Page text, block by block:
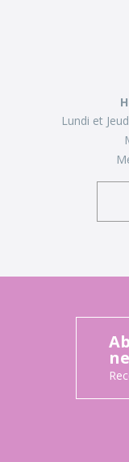
Lundi et